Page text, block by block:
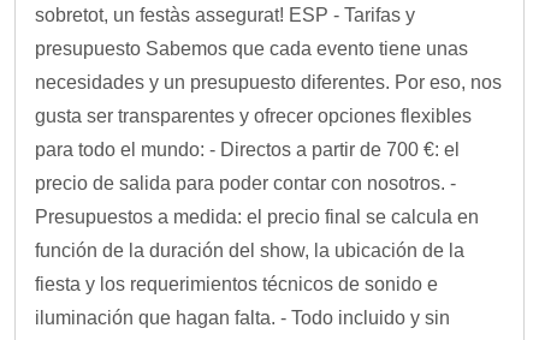
sobretot, un festàs assegurat! ESP - Tarifas y
presupuesto Sabemos que cada evento tiene unas
necesidades y un presupuesto diferentes. Por eso, nos
gusta ser transparentes y ofrecer opciones flexibles
para todo el mundo: - Directos a partir de 700 €: el
precio de salida para poder contar con nosotros. -
Presupuestos a medida: el precio final se calcula en
función de la duración del show, la ubicación de la
fiesta y los requerimientos técnicos de sonido e
iluminación que hagan falta. - Todo incluido y sin